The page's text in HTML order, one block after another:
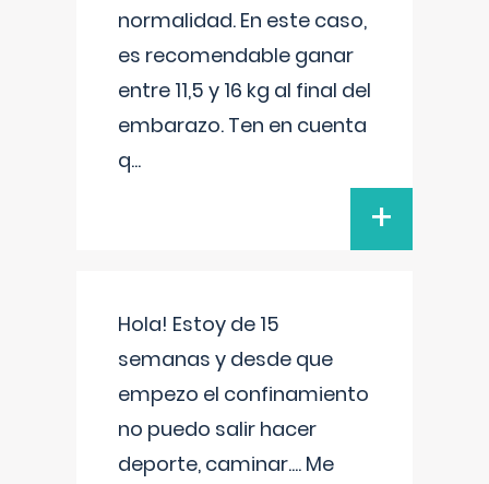
normalidad. En este caso,
es recomendable ganar
entre 11,5 y 16 kg al final del
embarazo. Ten en cuenta
q...
+
Hola! Estoy de 15
semanas y desde que
empezo el confinamiento
no puedo salir hacer
deporte, caminar.... Me